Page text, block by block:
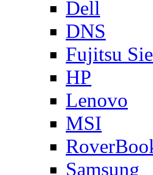
Dell
DNS
Fujitsu
HP
Lenovo
MSI
Samsung